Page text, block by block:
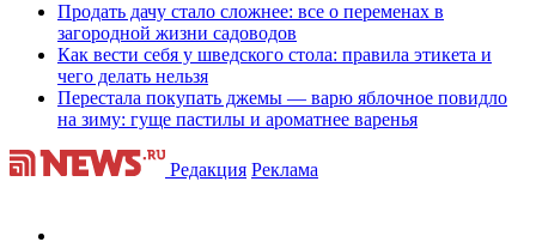
Продать дачу стало сложнее: все о переменах в
загородной жизни садоводов
Как вести себя у шведского стола: правила этикета и
чего делать нельзя
Перестала покупать джемы — варю яблочное повидло
на зиму: гуще пастилы и ароматнее варенья
Редакция Реклама